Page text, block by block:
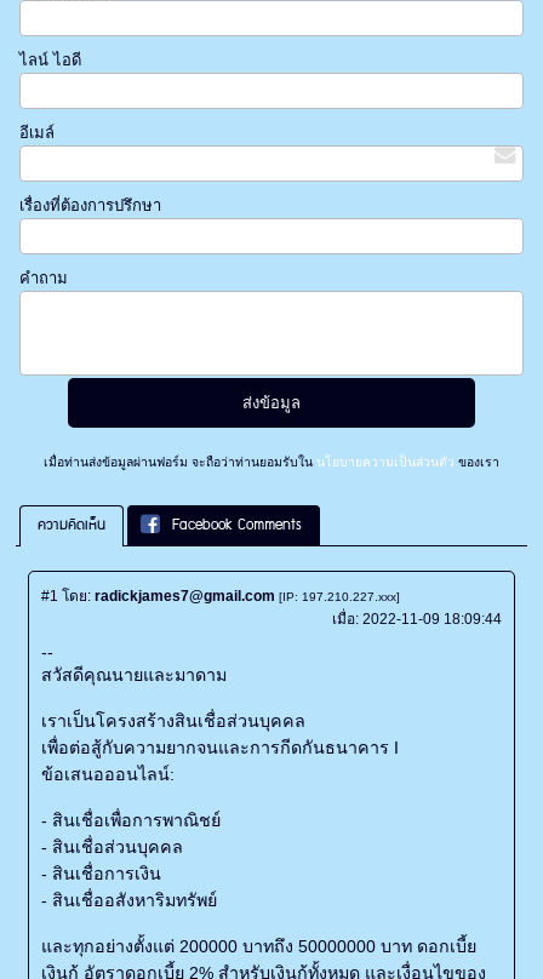
ไลน์ ไอดี
อีเมล์
เรื่องที่ต้องการปรึกษา
คำถาม
เมื่อท่านส่งข้อมูลผ่านฟอร์ม จะถือว่าท่านยอมรับใน นโยบายความเป็นส่วนตัว ของเรา
ความคิดเห็น Facebook Comments
#1 โดย: radickjames7@gmail.com [IP: 197.210.227.xxx]
เมื่อ:2022-11-09 18:09:44
--
สวัสดีคุณนายและมาดาม
เราเป็นโครงสร้างสินเชื่อส่วนบุคคล
เพื่อต่อสู้กับความยากจนและการกีดกันธนาคาร I
ข้อเสนอออนไลน์:
- สินเชื่อเพื่อการพาณิชย์
- สินเชื่อส่วนบุคคล
- สินเชื่อการเงิน
- สินเชื่ออสังหาริมทรัพย์
และทุกอย่างตั้งแต่ 200000 บาทถึง 50000000 บาท ดอกเบี้ย
เงินกู้ อัตราดอกเบี้ย 2% สำหรับเงินกู้ทั้งหมด และเงื่อนไขของ